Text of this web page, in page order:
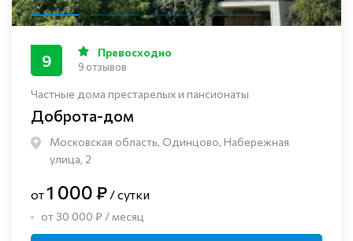
Частные дома престарелых и пансионаты
Доброта-дом
Московская область, Одинцово, Набережная
улица, 2
9 Превосходно
9 отзывов
от1 000 ₽ / сутки
от 30 000 ₽ / месяц